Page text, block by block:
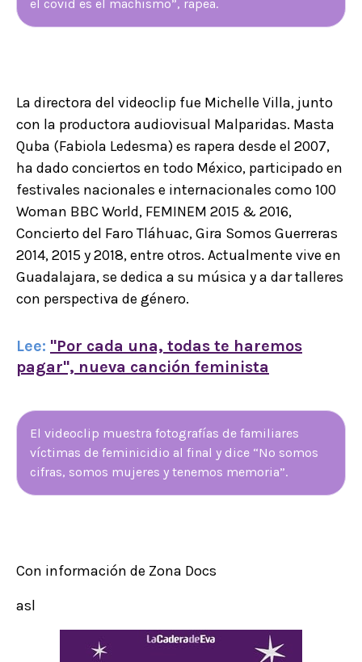
el covid es el machismo”, rapea.
La directora del videoclip fue Michelle Villa, junto
con la productora audiovisual Malparidas. Masta
Quba (Fabiola Ledesma) es rapera desde el 2007,
ha dado conciertos en todo México, participado en
festivales nacionales e internacionales como 100
Woman BBC World, FEMINEM 2015 & 2016,
Concierto del Faro Tláhuac, Gira Somos Guerreras
2014, 2015 y 2018, entre otros. Actualmente vive en
Guadalajara, se dedica a su música y a dar talleres
con perspectiva de género.
Lee: "Por cada una, todas te haremos
pagar", nueva canción feminista
El videoclip muestra fotografías de familiares
víctimas de feminicidio al final y dice “No somos
cifras, somos mujeres y tenemos memoria”.
Con información de Zona Docs
asl